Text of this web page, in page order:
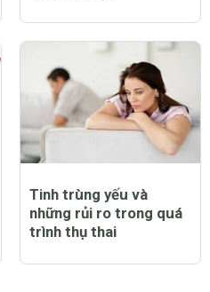
Tinh trùng yếu và
những rủi ro trong quá
trình thụ thai